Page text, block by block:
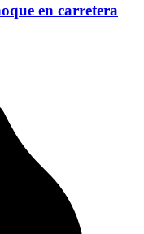
en carretera